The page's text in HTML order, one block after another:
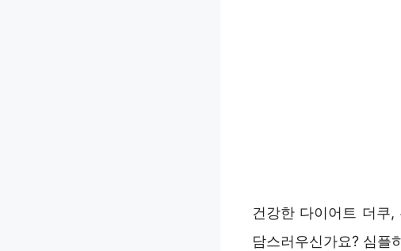
건강한 다이어트 더쿠
담스러우신가요? 심플